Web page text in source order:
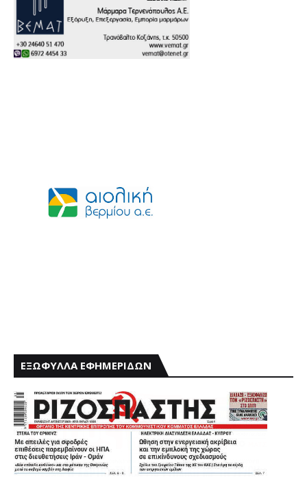
ΕΞΩΦΥΛΛΑ ΕΦΗΜΕΡΙΔΩΝ